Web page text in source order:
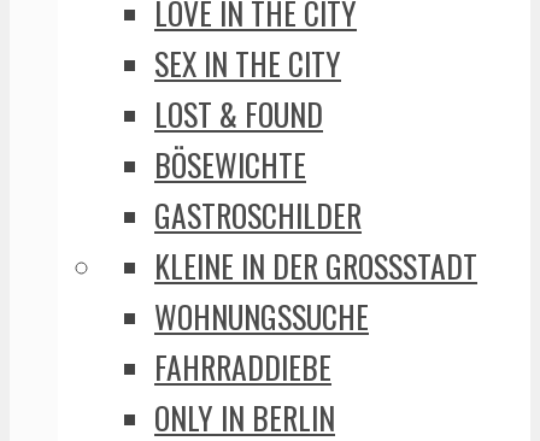
LOVE IN THE CITY
SEX IN THE CITY
LOST & FOUND
BÖSEWICHTE
GASTROSCHILDER
KLEINE IN DER GROSSSTADT
WOHNUNGSSUCHE
FAHRRADDIEBE
ONLY IN BERLIN